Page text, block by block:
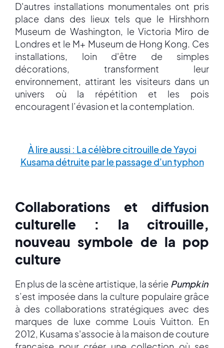
D'autres installations monumentales ont pris
place dans des lieux tels que le Hirshhorn
Museum de Washington, le Victoria Miro de
Londres et le M+ Museum de Hong Kong. Ces
installations, loin d'être de simples
décorations, transforment leur
environnement, attirant les visiteurs dans un
univers où la répétition et les pois
encouragent l’évasion et la contemplation.
À lire aussi : La célèbre citrouille de Yayoi
Kusama détruite par le passage d'un typhon
Collaborations et diffusion
culturelle : la citrouille,
nouveau symbole de la pop
culture
En plus de la scène artistique, la série Pumpkin
s’est imposée dans la culture populaire grâce
à des collaborations stratégiques avec des
marques de luxe comme Louis Vuitton. En
2012, Kusama s'associe à la maison de couture